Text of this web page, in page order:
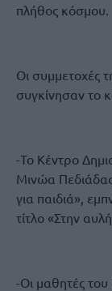
πλήθος κόσμου.
Οι συμμετοχές
συγκίνησαν το
-Το Κέντρο
Μινώα
για παιδιά»,
τίτλο «Στην
-Οι μαθητές του